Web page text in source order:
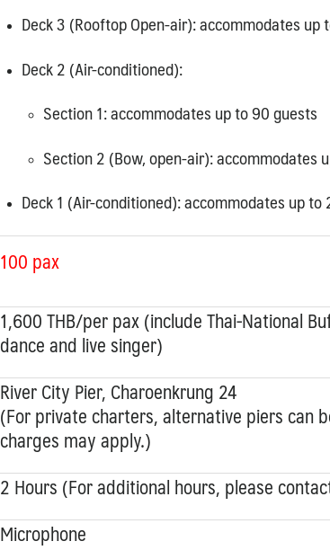
Deck 3 (Rooftop Open-air):accommodates up
Deck 2 (Air-conditioned):
Section 1: accommodates up to 90 guests
Section 2 (Bow, open-air): accommodates
Deck 1 (Air-conditioned):accommodates up to
100 pax
1,600 THB/per pax (include Thai-National
dance and live singer)
River City Pier, Charoenkrung 24
(For private charters, alternative piers can
charges may apply.)
2 Hours (For additional hours, please
Microphone